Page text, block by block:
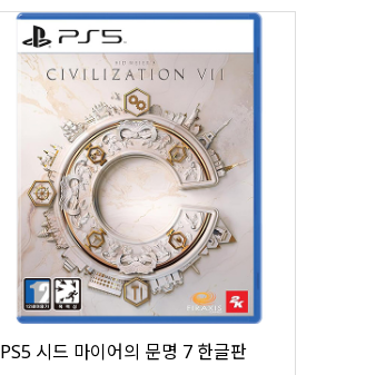
PS5 시드 마이어의 문명 7 한글판